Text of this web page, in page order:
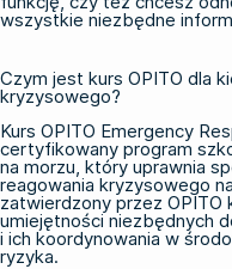
wszystkie niezbędne
Czym jest kurs OPITO dla
kryzysowego?
Kurs OPITO Emergency
certyfikowany program
na morzu, który uprawnia
reagowania kryzysowego
zatwierdzony przez OPITO
umiejętności niezbędnych
i ich koordynowania w
ryzyka.